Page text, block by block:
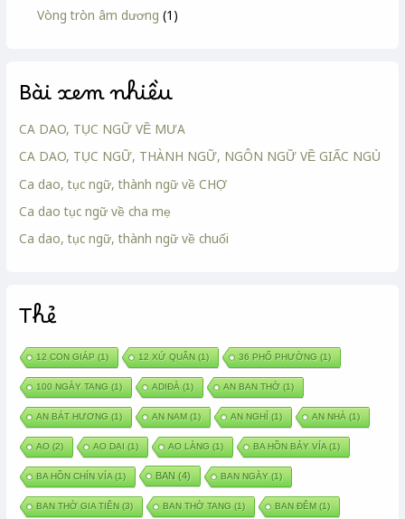
Vòng tròn âm dương (1)
Bài xem nhiều
CA DAO, TỤC NGỮ VỀ MƯA
CA DAO, TỤC NGỮ, THÀNH NGỮ, NGÔN NGỮ VỀ GIẤC NGỦ
Ca dao, tục ngữ, thành ngữ về CHỢ
Ca dao tục ngữ về cha mẹ
Ca dao, tục ngữ, thành ngữ về chuối
Thẻ
12 CON GIÁP (1) 12 XỨ QUÂN (1) 36 PHỐ PHƯỜNG (1)
100 NGÀY TANG (1) ADIĐÀ (1) AN BAN THỜ(1)
AN BÁT HƯƠNG (1) AN NAM(1) AN NGHỈ(1) AN NHÀ (1)
AO (2) AO DẠI (1) AO LÀNG (1) BA HỒN BẢY VÍA(1)
BA HỒN CHÍN VÍA(1) BAN (4) BAN NGÀY (1)
BAN THỜ GIA TIÊN (3) BAN THỜ TANG (1) BAN ĐÊM(1)